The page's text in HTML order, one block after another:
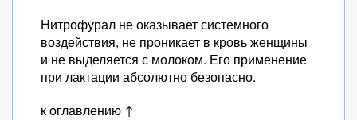
Нитрофурал не оказывает системного
воздействия, не проникает в кровь женщины
и не выделяется с молоком. Его применение
при лактации абсолютно безопасно.
к оглавлению ↑